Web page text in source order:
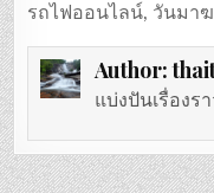
รถไฟออนไลน์, วันมา
Author:
แบ่งปันเรื่องร